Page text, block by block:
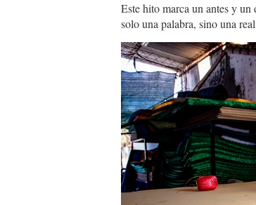
Este hito marca un antes y
solo una palabra, sino una
IDEPRO2.jpg